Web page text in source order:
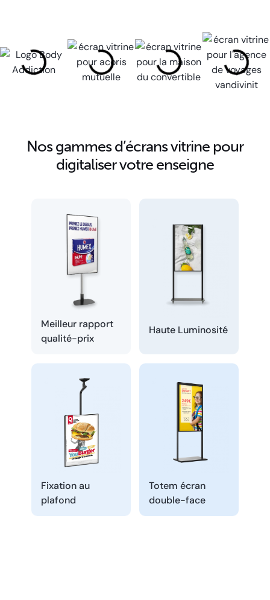
Nos gammes d’écrans vitrine pour
digitaliser votre enseigne
Meilleur rapport
qualité-prix
Haute Luminosité
Fixation au
plafond
Totem écran
double-face